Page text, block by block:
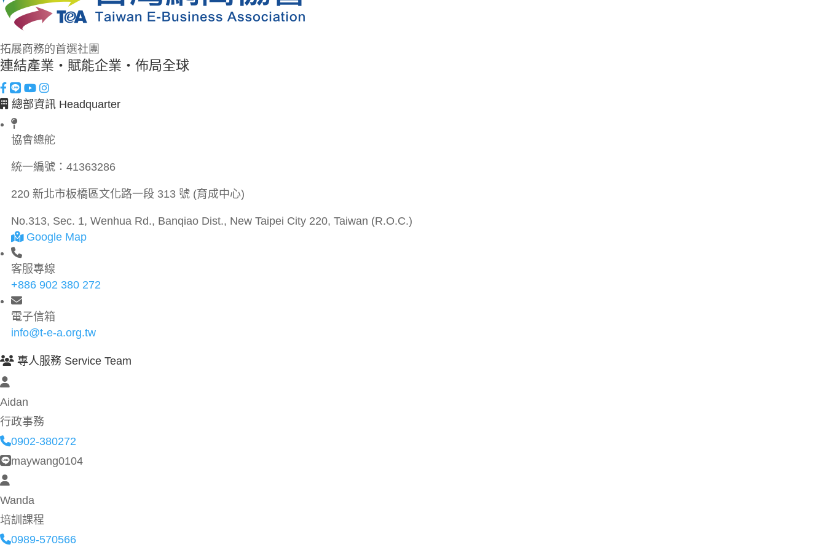
拓展商務的首選社團
連結產業・賦能企業・佈局全球
總部資訊 Headquarter
協會總舵
統一編號： 41363286
220 新北市板橋區文化路一段 313 號 (育成中心)
No.313, Sec. 1, Wenhua Rd., Banqiao Dist., New Taipei City 220, Taiwan (R.O.C.)
Google Map
客服專線
+886 902 380 272
電子信箱
info@t-e-a.org.tw
專人服務 Service Team
Aidan
行政事務
0902-380272
maywang0104
Wanda
培訓課程
0989-570566